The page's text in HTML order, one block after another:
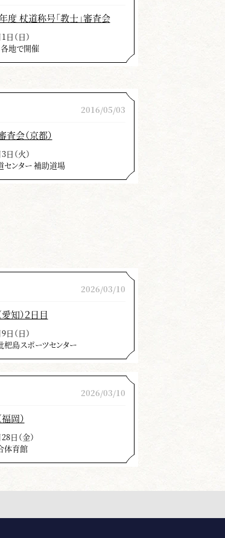
度 杖道称号「教士」審査会
（日）
地で開催
2016/05/03
査会（京都）
（火）
ンター 補助道場
2026/03/10
知）２日目
（日）
島スポーツセンター
2026/03/10
岡）
日（金）
体育館